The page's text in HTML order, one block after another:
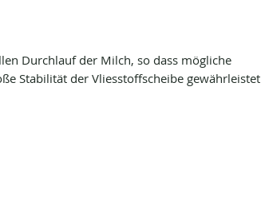
Durchlauf der Milch, so dass mögliche
Stabilität der Vliesstoffscheibe gewährleistet